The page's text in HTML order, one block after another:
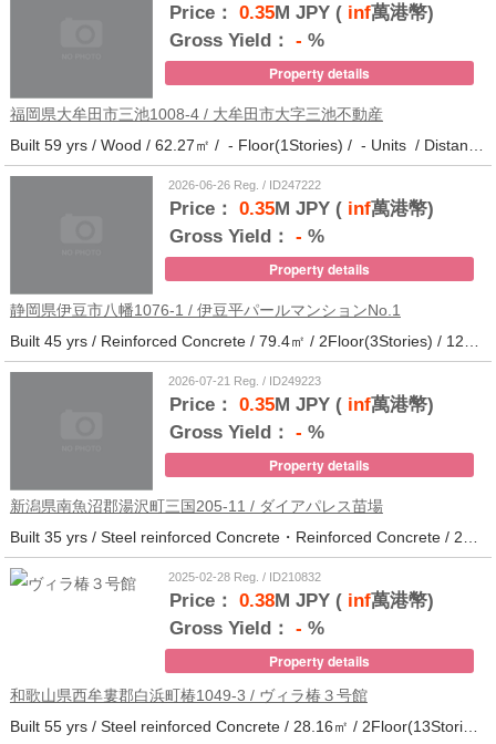
Price： 0.35M JPY (inf萬港幣)
Gross Yield： - %
Property details
福岡県大牟田市三池1008-4 / 大牟田市大字三池不動産
2026-06-26 Reg. / ID247222
Price： 0.35M JPY (inf萬港幣)
Gross Yield： - %
Property details
静岡県伊豆市八幡1076-1 / 伊豆平パールマンションNo.1
2026-07-21 Reg. / ID249223
Price： 0.35M JPY (inf萬港幣)
Gross Yield： - %
Property details
新潟県南魚沼郡湯沢町三国205-11 / ダイアパレス苗場
2025-02-28 Reg. / ID210832
Price： 0.38M JPY (inf萬港幣)
Gross Yield： - %
Property details
和歌山県西牟婁郡白浜町椿1049-3 / ヴィラ椿３号館
Built 55 yrs / Steel reinforced Concrete / 28.16㎡ / 2Floor(13Stories) / 73Units / Distance from the station.20